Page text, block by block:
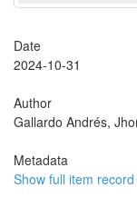
Date
2024-10-31
Author
Gallardo Andrés,
Metadata
Show full item record